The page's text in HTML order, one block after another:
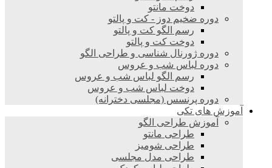
دوخت مانتو
دوره ضخیم دوز - کت و پالتو
رسم الگو کت و پالتو
دوخت کت و پالتو
دوره ژورنال شناسی و طراحی الگو
دوره لباس شب و عروس
رسم الگو لباس شب و عروس
دوخت لباس شب و عروس
دوره پرنسس (مجلسی دخترانه)
آموزش های تکی
آموزش طراحی الگو
طراحی مانتو
طراحی شومیز
طراحی مدل مجلسی